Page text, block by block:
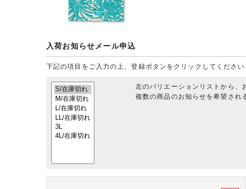
入荷お知らせメール申込
下記の項目をご入力の上、登録ボタンをクリックしてください
左のバリエーションリストから、
複数の商品のお知らせを希望され